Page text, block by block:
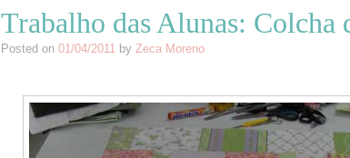
Trabalho das Alunas: Colcha
Posted on 01/04/2011 by Zeca Moreno